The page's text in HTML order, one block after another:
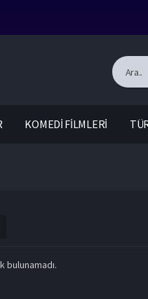
KOMEDİ FİLMLERİ
bulunamadı.